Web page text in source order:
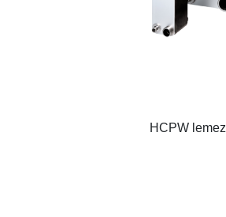
HCPW